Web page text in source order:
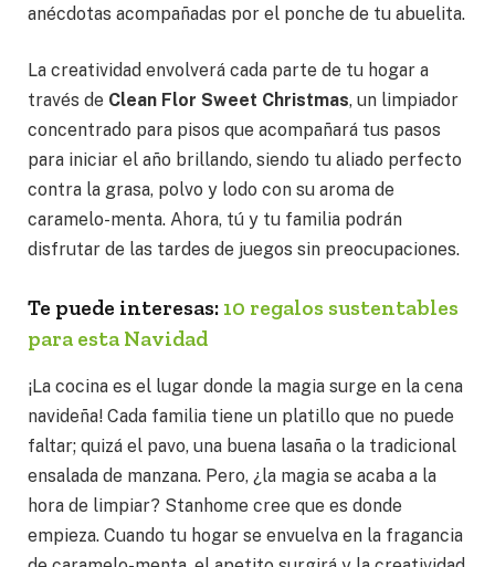
anécdotas acompañadas por el ponche de tu abuelita.
La creatividad envolverá cada parte de tu hogar a
través de Clean Flor Sweet Christmas, un limpiador
concentrado para pisos que acompañará tus pasos
para iniciar el año brillando, siendo tu aliado perfecto
contra la grasa, polvo y lodo con su aroma de
caramelo-menta. Ahora, tú y tu familia podrán
disfrutar de las tardes de juegos sin preocupaciones.
Te puede interesas: 10 regalos sustentables
para esta Navidad
¡La cocina es el lugar donde la magia surge en la cena
navideña! Cada familia tiene un platillo que no puede
faltar; quizá el pavo, una buena lasaña o la tradicional
ensalada de manzana. Pero, ¿la magia se acaba a la
hora de limpiar? Stanhome cree que es donde
empieza. Cuando tu hogar se envuelva en la fragancia